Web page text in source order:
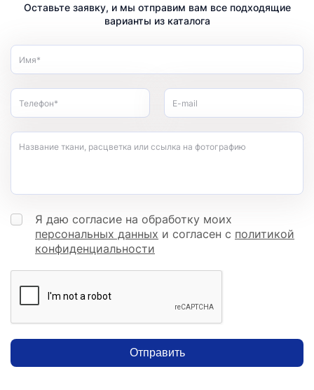
Оставьте заявку, и мы отправим вам все подходящие
варианты из каталога
Имя*
Телефон* E-mail
Название ткани, расцветка или ссылка на фотографию
Я даю согласие на обработку моих
персональных данных и согласен с политикой
конфиденциальности
Отправить